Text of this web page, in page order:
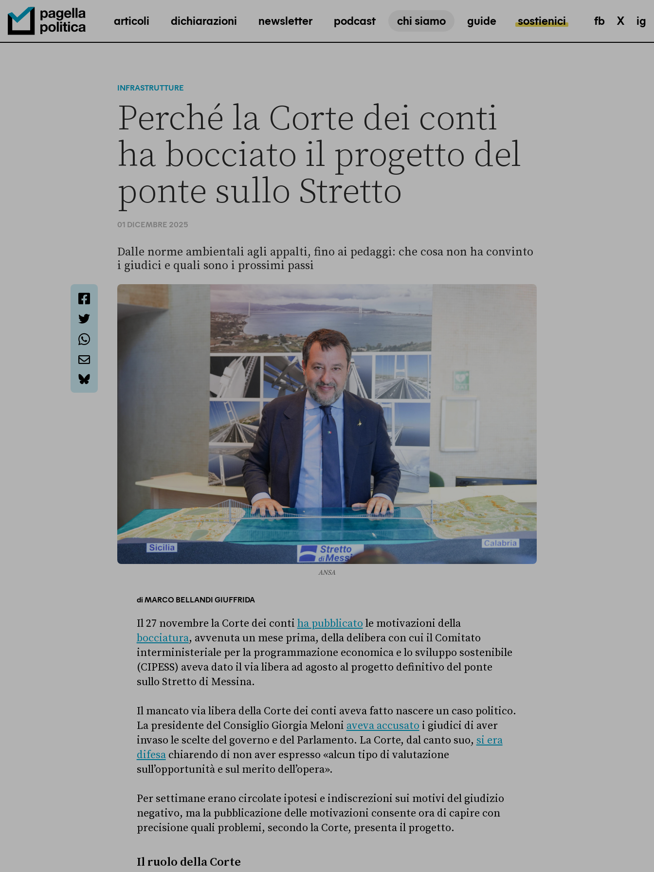
Pagella Politica Logo
articoli dichiarazioni newsletter podcast chi siamo guide sostienici fb X ig
INFRASTRUTTURE
Perché la Corte dei conti
ha bocciato il progetto del
ponte sullo Stretto
01 DICEMBRE 2025
bluesky
Dalle norme ambientali agli appalti, fino ai pedaggi: che cosa non ha convinto
i giudici e quali sono i prossimi passi
ANSA
diMARCO BELLANDI GIUFFRIDA
Il 27 novembre la Corte dei conti ha pubblicato le motivazioni della
bocciatura, avvenuta un mese prima, della delibera con cui il Comitato
interministeriale per la programmazione economica e lo sviluppo sostenibile
(CIPESS) aveva dato il via libera ad agosto al progetto definitivo del ponte
sullo Stretto di Messina.
Il mancato via libera della Corte dei conti aveva fatto nascere un caso politico.
La presidente del Consiglio Giorgia Meloni aveva accusato i giudici di aver
invaso le scelte del governo e del Parlamento. La Corte, dal canto suo, si era
difesachiarendo di non aver espresso «alcun tipo di valutazione
sull’opportunità e sul merito dell’opera».
Per settimane erano circolate ipotesi e indiscrezioni sui motivi del giudizio
negativo, ma la pubblicazione delle motivazioni consente ora di capire con
precisione quali problemi, secondo la Corte, presenta il progetto.
Il ruolo della Corte